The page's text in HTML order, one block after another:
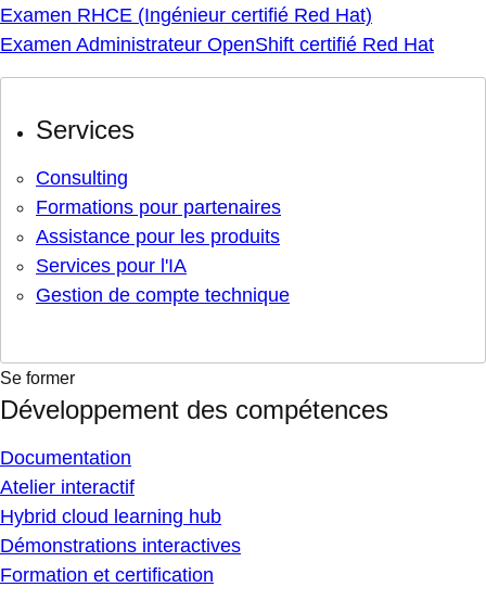
Examen RHCE (Ingénieur certifié Red Hat)
Examen Administrateur OpenShift certifié Red Hat
Services
Consulting
Formations pour partenaires
Assistance pour les produits
Services pour l'IA
Gestion de compte technique
Se former
Développement des compétences
Documentation
Atelier interactif
Hybrid cloud learning hub
Démonstrations interactives
Formation et certification